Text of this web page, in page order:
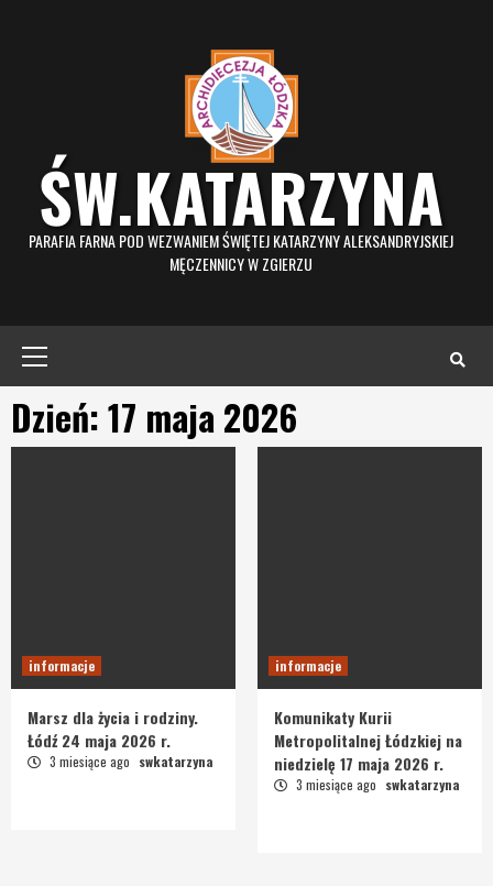
ŚW.KATARZYNA
PARAFIA FARNA POD WEZWANIEM ŚWIĘTEJ KATARZYNY ALEKSANDRYJSKIEJ
MĘCZENNICY W ZGIERZU
Dzień: 17 maja 2026
informacje
Marsz dla życia i rodziny.
Łódź 24 maja 2026 r.
3 miesiące ago swkatarzyna
informacje
Komunikaty Kurii
Metropolitalnej Łódzkiej na
niedzielę 17 maja 2026 r.
3 miesiące ago swkatarzyna